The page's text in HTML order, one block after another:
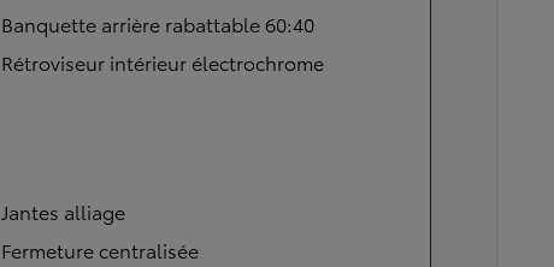
Banquette arrière rabattable 60:40
Rétroviseur intérieur électrochrome
Jantes alliage
Fermeture centralisée